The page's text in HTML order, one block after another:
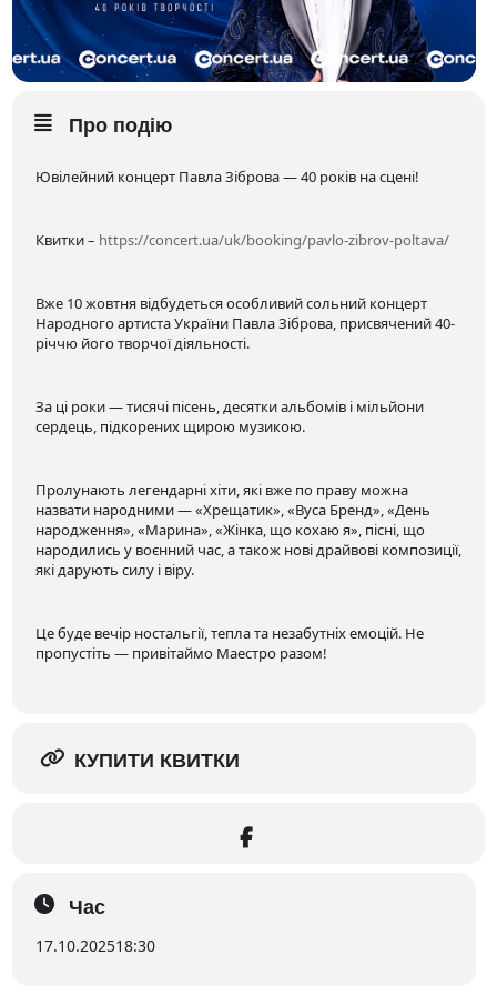
Про подію
Ювілейний концерт Павла Зіброва — 40 років на сцені!
Квитки – https://concert.ua/uk/booking/pavlo-zibrov-poltava/
Вже 10 жовтня відбудеться особливий сольний концерт
Народного артиста України Павла Зіброва, присвячений 40-
річчю його творчої діяльності.
За ці роки — тисячі пісень, десятки альбомів і мільйони
сердець, підкорених щирою музикою.
Пролунають легендарні хіти, які вже по праву можна
назвати народними — «Хрещатик», «Вуса Бренд», «День
народження», «Марина», «Жінка, що кохаю я», пісні, що
народились у воєнний час, а також нові драйвові композиції,
які дарують силу і віру.
Це буде вечір ностальгії, тепла та незабутніх емоцій. Не
пропустіть — привітаймо Маестро разом!
КУПИТИ КВИТКИ
Час
17.10.202518:30